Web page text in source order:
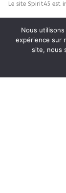
Le site Spirit45 est
Nous
expérience sur
site, nous